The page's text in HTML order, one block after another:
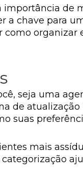
importância de
a chave para
seja uma
de
suas
mais